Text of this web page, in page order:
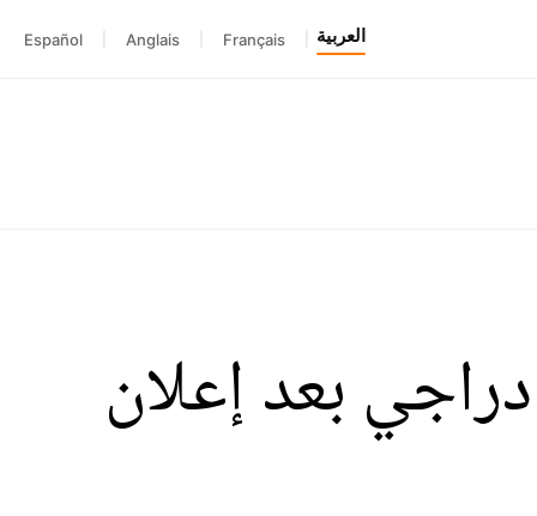
العربية Français
Anglais
Español
حفيظ دراجي بعد إعلان